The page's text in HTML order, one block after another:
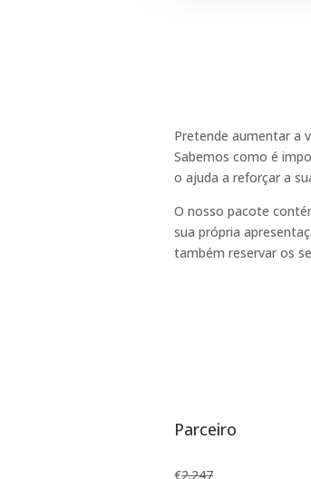
Pretende aumentar a
Sabemos como é
o ajuda a reforçar a
O nosso pacote
sua própria
também reservar os
Parceiro
€2.247